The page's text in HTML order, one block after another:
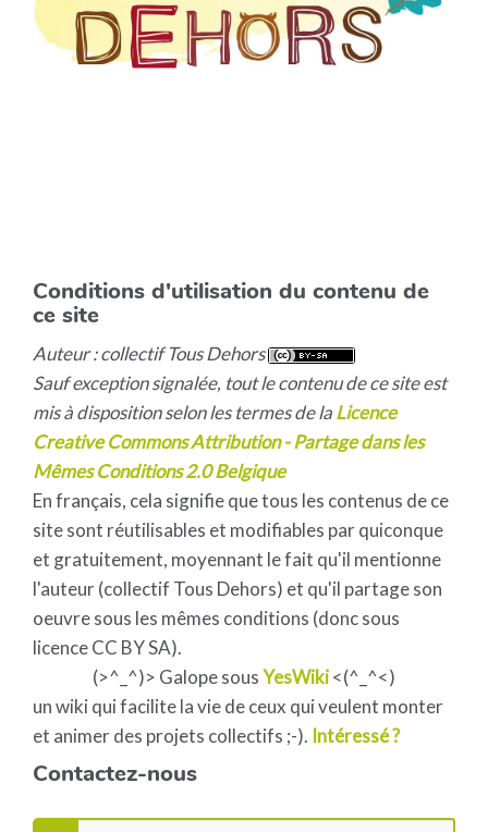
Conditions d'utilisation du contenu de
ce site
Auteur : collectif Tous Dehors
Sauf exception signalée, tout le contenu de ce site est
mis à disposition selon les termes de laLicence
Creative Commons Attribution - Partage dans les
Mêmes Conditions 2.0 Belgique
En français, cela signifie que tous les contenus de ce
site sont réutilisables et modifiables par quiconque
et gratuitement, moyennant le fait qu'il mentionne
l'auteur (collectif Tous Dehors) et qu'il partage son
oeuvre sous les mêmes conditions (donc sous
licence CC BY SA).
(>^_^)> Galope sousYesWiki<(^_^<)
un wiki qui facilite la vie de ceux qui veulent monter
et animer des projets collectifs ;-). Intéressé ?
Contactez-nous